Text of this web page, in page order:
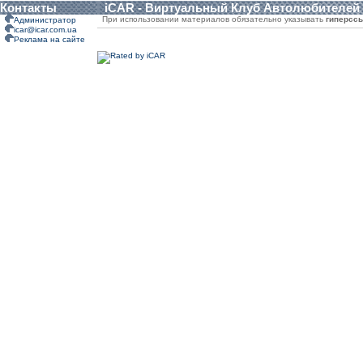
Контакты iCAR - Виртуальный Клуб Автолюбителей
Администратор
icar@icar.com.ua
Реклама на сайте
При использовании материалов обязательно указывать